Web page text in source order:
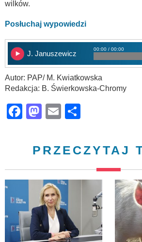
wilków.
Posłuchaj wypowiedzi
J. Januszewicz
00:00 / 00:00
Autor: PAP/ M. Kwiatkowska
Redakcja: B. Świerkowska-Chromy
Facebook
Mastodon
Email
PRZECZYTAJ